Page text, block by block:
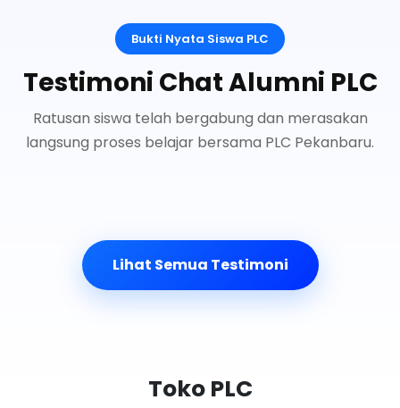
Bukti Nyata Siswa PLC
Testimoni Chat Alumni PLC
Ratusan siswa telah bergabung dan merasakan
langsung proses belajar bersama PLC Pekanbaru.
Lihat Semua Testimoni
Toko PLC